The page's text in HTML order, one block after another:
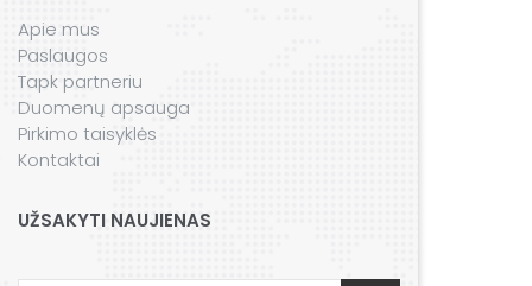
Apie mus
Paslaugos
Tapk partneriu
Duomenų apsauga
Pirkimo taisyklės
Kontaktai
UŽSAKYTI NAUJIENAS